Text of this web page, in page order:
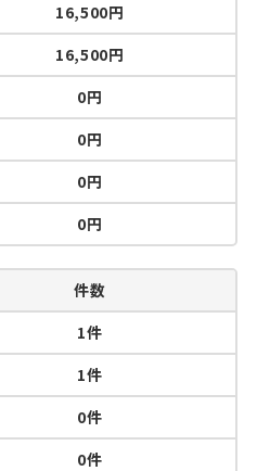
16,500円
16,500円
0円
0円
0円
0円
件数
1件
1件
0件
0件